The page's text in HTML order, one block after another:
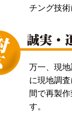
チング技
万一、現
に現地調
間で再製
す。